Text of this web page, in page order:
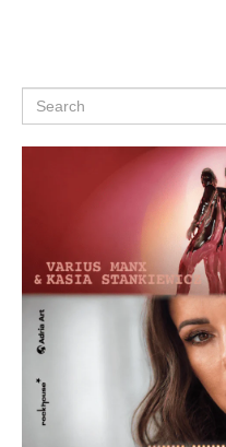
2
Search